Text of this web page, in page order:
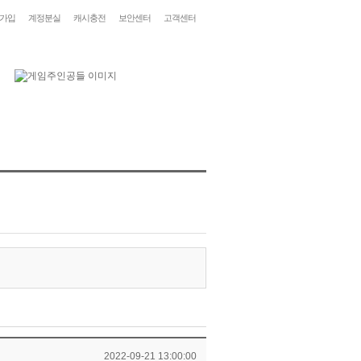
입 계정분실 캐시충전 보안센터 고객센터
2022-09-21 13:00:00